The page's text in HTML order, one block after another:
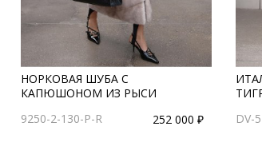
НОРКОВАЯ ШУБА С
КАПЮШОНОМ ИЗ РЫСИ
9250-2-130-P-R
252 000 ₽
DV-